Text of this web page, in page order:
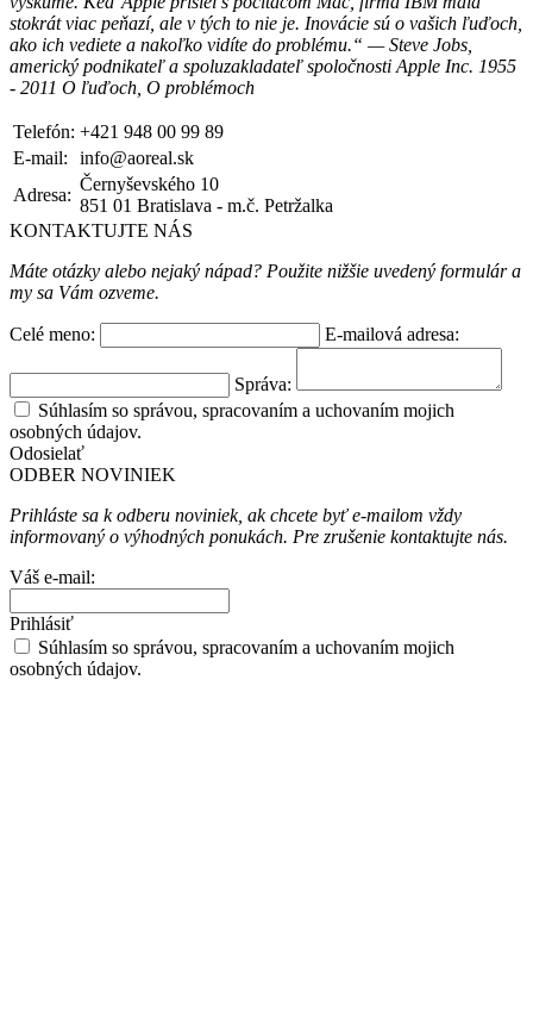
stokrát viac peňazí, ale v tých to nie je. Inovácie sú o vašich ľuďoch,
ako ich vediete a nakoľko vidíte do problému.“ — Steve Jobs,
americký podnikateľ a spoluzakladateľ spoločnosti Apple Inc. 1955
- 2011 O ľuďoch, O problémoch
Telefón: +421 948 00 99 89
E-mail:
info@aoreal.sk
Adresa:
Černyševského 10
851 01 Bratislava - m.č. Petržalka
KONTAKTUJTE NÁS
Máte otázky alebo nejaký nápad? Použite nižšie uvedený formulár a
my sa Vám ozveme.
Celé meno: E-mailová adresa:
Správa:
Súhlasím so správou, spracovaním a uchovaním mojich
osobných údajov.
Odosielať
ODBER NOVINIEK
Prihláste sa k odberu noviniek, ak chcete byť e-mailom vždy
informovaný o výhodných ponukách. Pre zrušenie kontaktujte nás.
Váš e-mail:
Prihlásiť
Súhlasím so správou, spracovaním a uchovaním mojich
osobných údajov.